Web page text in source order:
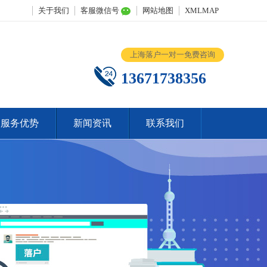
关于我们 客服微信号 网站地图 XMLMAP
上海落户一对一免费咨询
13671738356
服务优势 新闻资讯 联系我们